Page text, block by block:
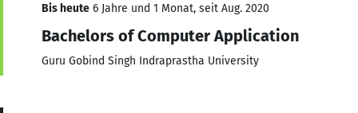
Bis heute 6 Jahre und 1 Monat, seit Aug. 2020
Bachelors of Computer Application
Guru Gobind Singh Indraprastha University